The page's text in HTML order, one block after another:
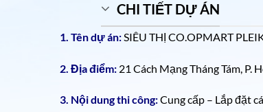
CHI TIẾT DỰ ÁN
1. Tên dự án:SIÊU THỊ CO.OPMART
2. Địa điểm: 21 Cách Mạng Tháng Tám, P.
3. Nội dung thi công:Cung cấp – Lắp đặt